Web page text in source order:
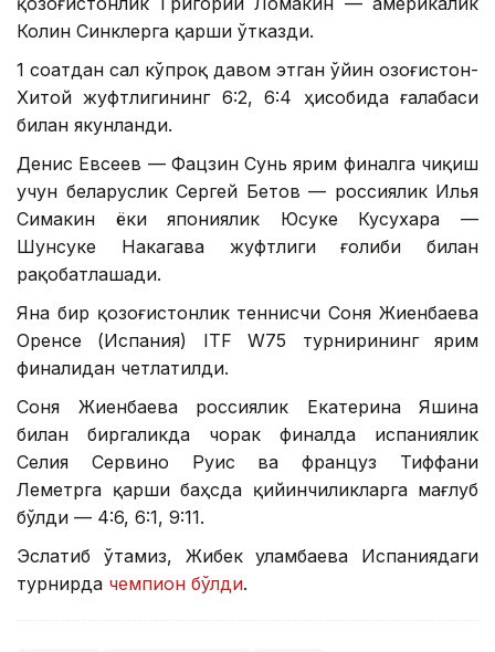
Колин Синклерга қарши ўтказди.
1 соатдан сал кўпроқ давом этган ўйин Қозоғистон-
Хитой жуфтлигининг 6:2, 6:4 ҳисобида ғалабаси
билан якунланди.
Денис Евсеев — Фацзин Сунь ярим финалга чиқиш
учун беларуслик Сергей Бетов — россиялик Илья
Симакин ёки япониялик Юсуке Кусухара —
Шунсуке Накагава жуфтлиги ғолиби билан
рақобатлашади.
Яна бир қозоғистонлик теннисчи Соня Жиенбаева
Оренсе (Испания) ITF W75 турнирининг ярим
финалидан четлатилди.
Соня Жиенбаева россиялик Екатерина Яшина
билан биргаликда чорак финалда испаниялик
Селия Сервино Руис ва француз Тиффани
Леметрга қарши баҳсда қийинчиликларга мағлуб
бўлди — 4:6, 6:1, 9:11.
Эслатиб ўтамиз, Жибек Қуламбаева Испаниядаги
турнирда чемпион бўлди.